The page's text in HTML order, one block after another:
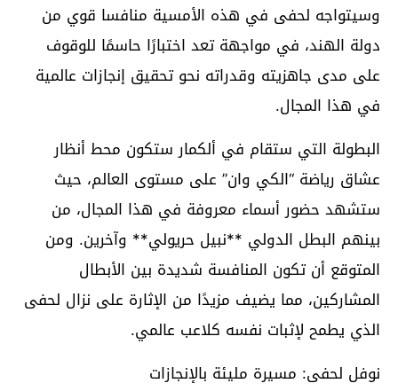
وسيتواجه لحفى في هذه الأمسية منافسا قوي من
دولة الهند، في مواجهة تعد اختبارًا حاسمًا للوقوف
على مدى جاهزيته وقدراته نحو تحقيق إنجازات عالمية
في هذا المجال.
البطولة التي ستقام في ألكمار ستكون محط أنظار
عشاق رياضة “الكي وان” على مستوى العالم، حيث
ستشهد حضور أسماء معروفة في هذا المجال، من
بينهم البطل الدولي **نبيل حريولي** وآخرين. ومن
المتوقع أن تكون المنافسة شديدة بين الأبطال
المشاركين، مما يضيف مزيدًا من الإثارة على نزال لحفى
الذي يطمح لإثبات نفسه كلاعب عالمي.
نوفل لحفى: مسيرة مليئة بالإنجازات